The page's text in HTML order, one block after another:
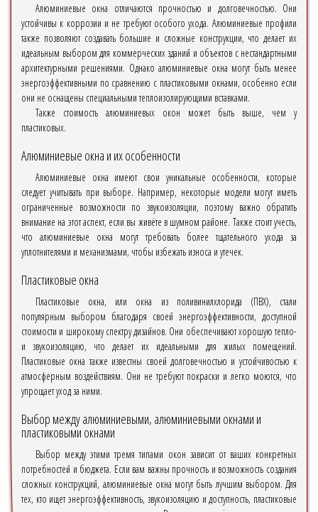
Алюминиевые окна отличаются прочностью и долговечностью. Они
устойчивы к коррозии и не требуют особого ухода. Алюминиевые профили
также позволяют создавать большие и сложные конструкции, что делает их
идеальным выбором для коммерческих зданий и объектов с нестандартными
архитектурными решениями. Однако алюминиевые окна могут быть менее
энергоэффективными по сравнению с пластиковыми окнами, особенно если
они не оснащены специальными теплоизолирующими вставками.
Также стоимость алюминиевых окон может быть выше, чем у
пластиковых.
Алюминиевые окна и их особенности
Алюминиевые окна имеют свои уникальные особенности, которые
следует учитывать при выборе. Например, некоторые модели могут иметь
ограниченные возможности по звукоизоляции, поэтому важно обратить
внимание на этот аспект, если вы живёте в шумном районе. Также стоит учесть,
что алюминиевые окна могут требовать более тщательного ухода за
уплотнителями и механизмами, чтобы избежать износа и утечек.
Пластиковые окна
Пластиковые окна, или окна из поливинилхлорида (ПВХ), стали
популярным выбором благодаря своей энергоэффективности, доступной
стоимости и широкому спектру дизайнов. Они обеспечивают хорошую тепло-
и звукоизоляцию, что делает их идеальными для жилых помещений.
Пластиковые окна также известны своей долговечностью и устойчивостью к
атмосферным воздействиям. Они не требуют покраски и легко моются, что
упрощает уход за ними.
Выбор между алюминиевыми, алюминиевыми окнами и
пластиковыми окнами
Выбор между этими тремя типами окон зависит от ваших конкретных
потребностей и бюджета. Если вам важны прочность и возможность создания
сложных конструкций, алюминиевые окна могут быть лучшим выбором. Для
тех, кто ищет энергоэффективность, звукоизоляцию и доступность, пластиковые